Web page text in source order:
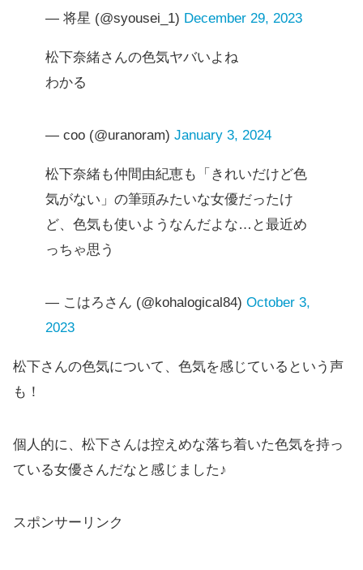
— 将星 (@syousei_1) December 29, 2023
松下奈緒さんの色気ヤバいよね
わかる
— coo (@uranoram) January 3, 2024
松下奈緒も仲間由紀恵も「きれいだけど色
気がない」の筆頭みたいな女優だったけ
ど、色気も使いようなんだよな…と最近め
っちゃ思う
— こはろさん (@kohalogical84) October 3,
2023
松下さんの色気について、色気を感じているという声
も！
個人的に、松下さんは控えめな落ち着いた色気を持っ
ている女優さんだなと感じました♪
スポンサーリンク